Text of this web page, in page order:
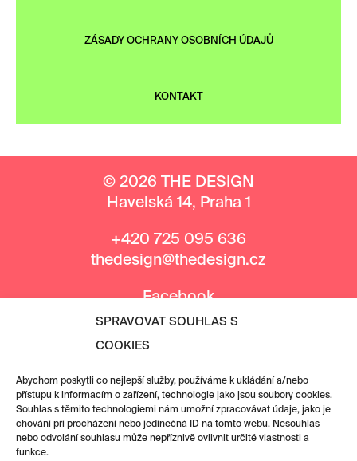
SPRAVOVAT SOUHLAS S
COOKIES
Abychom poskytli co nejlepší služby, používáme k ukládání a/nebo
přístupu k informacím o zařízení, technologie jako jsou soubory cookies.
Souhlas s těmito technologiemi nám umožní zpracovávat údaje, jako je
chování při procházení nebo jedinečná ID na tomto webu. Nesouhlas
nebo odvolání souhlasu může nepříznivě ovlivnit určité vlastnosti a
funkce.
ZÁSADY OCHRANY OSOBNÍCH ÚDAJŮ
KONTAKT
© 2026 THE DESIGN
Havelská 14, Praha 1
+420 725 095 636
thedesign@thedesign.cz
Facebook
Instagram